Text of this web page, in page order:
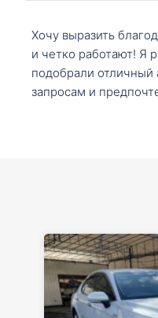
Хочу выразить
и четко работают! Я
подобрали
запросам и